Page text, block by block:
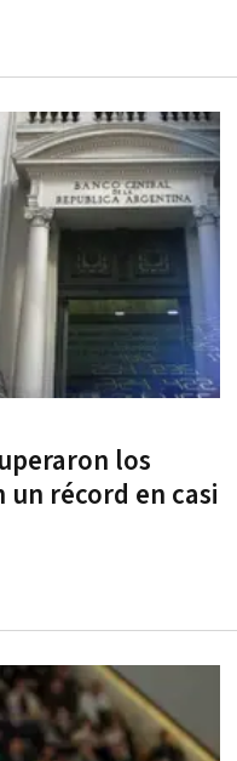
los
un récord en casi